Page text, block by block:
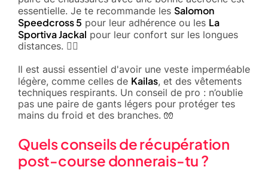
essentielle. Je te recommande les Salomon
Speedcross 5 pour leur adhérence ou les La
Sportiva Jackal pour leur confort sur les longues
distances. 🏃‍♂️
Il est aussi essentiel d'avoir une veste imperméable
légère, comme celles de Kailas, et des vêtements
techniques respirants. Un conseil de pro : n’oublie
pas une paire de gants légers pour protéger tes
mains du froid et des branches. 🧤
Quels conseils de récupération
post-course donnerais-tu ?